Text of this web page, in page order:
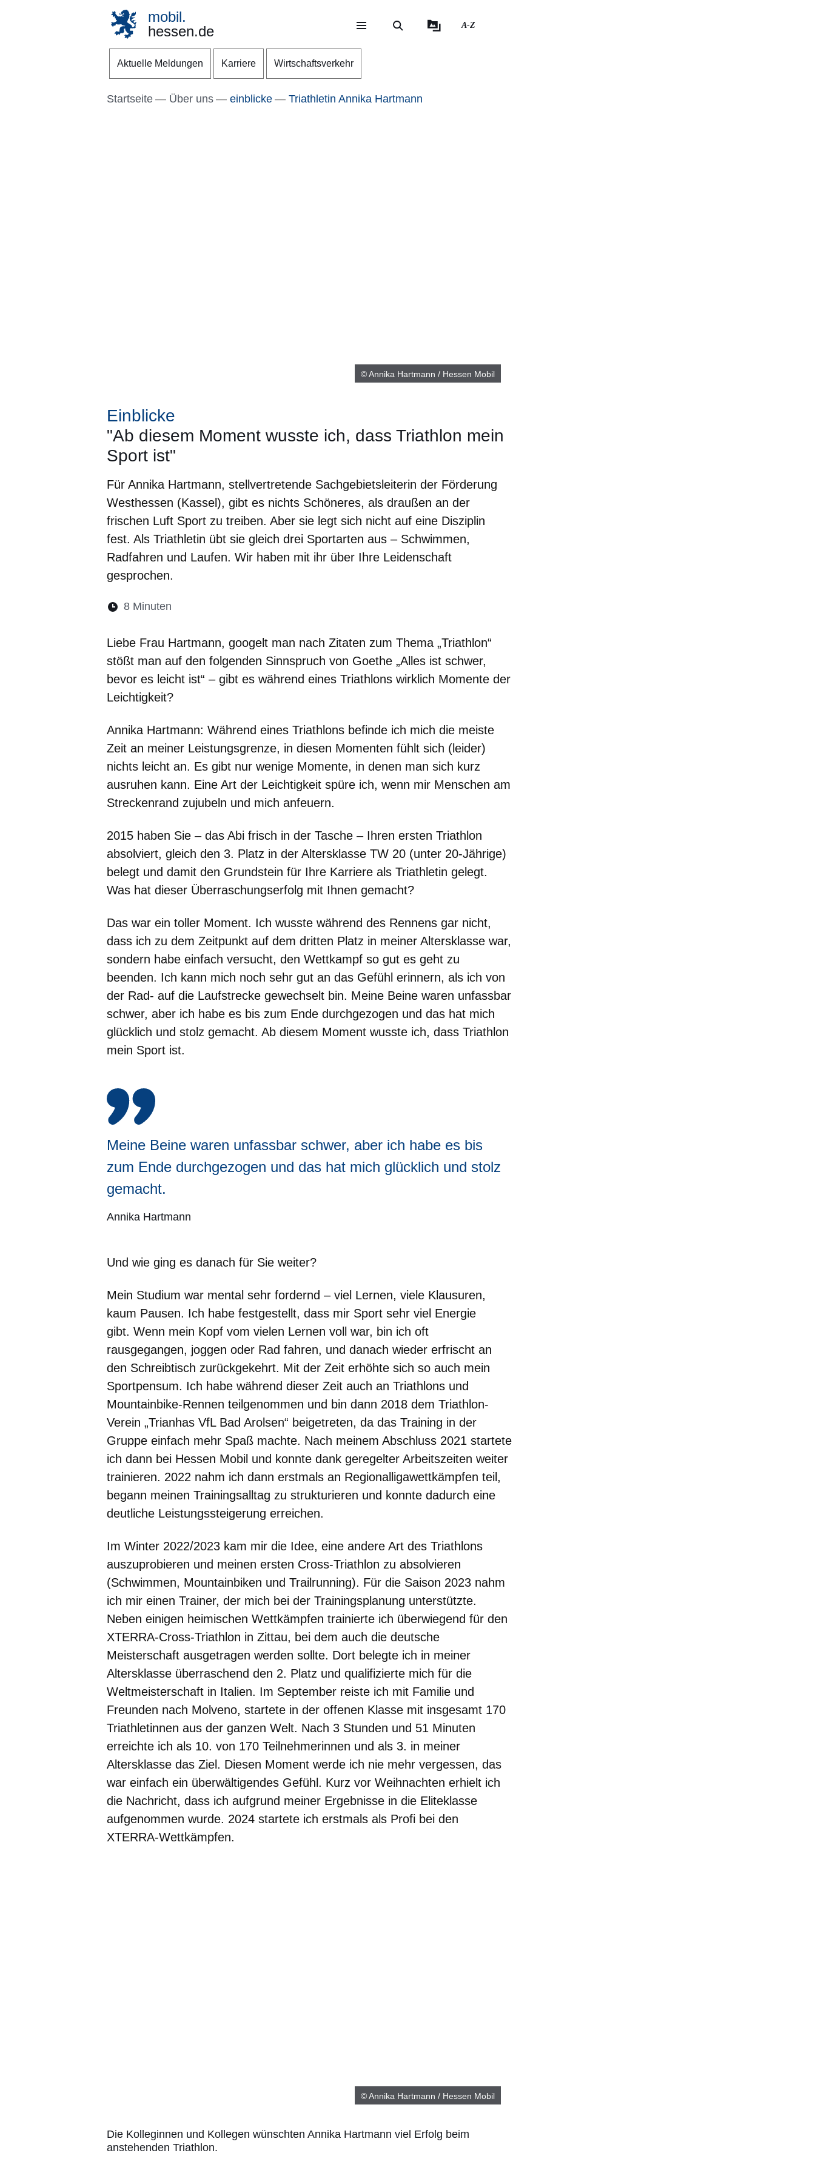
Direkt zum Kopf der Seite
Direkt zum Inhalt
Direkt zum Fuß der Seite
mobil.
hessen.de
A-Z
Aktuelle Meldungen Karriere Wirtschaftsverkehr
Startseite Über uns einblicke Triathletin Annika Hartmann
© Annika Hartmann / Hessen Mobil
Einblicke
"Ab diesem Moment wusste ich, dass Triathlon mein
Sport ist"
Für Annika Hartmann, stellvertretende Sachgebietsleiterin der Förderung
Westhessen (Kassel), gibt es nichts Schöneres, als draußen an der
frischen Luft Sport zu treiben. Aber sie legt sich nicht auf eine Disziplin
fest. Als Triathletin übt sie gleich drei Sportarten aus – Schwimmen,
Radfahren und Laufen. Wir haben mit ihr über Ihre Leidenschaft
gesprochen.
Lesedauer:
8 Minuten
Liebe Frau Hartmann, googelt man nach Zitaten zum Thema „Triathlon“
stößt man auf den folgenden Sinnspruch von Goethe „Alles ist schwer,
bevor es leicht ist“ – gibt es während eines Triathlons wirklich Momente der
Leichtigkeit?
Annika Hartmann: Während eines Triathlons befinde ich mich die meiste
Zeit an meiner Leistungsgrenze, in diesen Momenten fühlt sich (leider)
nichts leicht an. Es gibt nur wenige Momente, in denen man sich kurz
ausruhen kann. Eine Art der Leichtigkeit spüre ich, wenn mir Menschen am
Streckenrand zujubeln und mich anfeuern.
2015 haben Sie – das Abi frisch in der Tasche – Ihren ersten Triathlon
absolviert, gleich den 3. Platz in der Altersklasse TW 20 (unter 20-Jährige)
belegt und damit den Grundstein für Ihre Karriere als Triathletin gelegt.
Was hat dieser Überraschungserfolg mit Ihnen gemacht?
Das war ein toller Moment. Ich wusste während des Rennens gar nicht,
dass ich zu dem Zeitpunkt auf dem dritten Platz in meiner Altersklasse war,
sondern habe einfach versucht, den Wettkampf so gut es geht zu
beenden. Ich kann mich noch sehr gut an das Gefühl erinnern, als ich von
der Rad- auf die Laufstrecke gewechselt bin. Meine Beine waren unfassbar
schwer, aber ich habe es bis zum Ende durchgezogen und das hat mich
glücklich und stolz gemacht. Ab diesem Moment wusste ich, dass Triathlon
mein Sport ist.
Meine Beine waren unfassbar schwer, aber ich habe es bis
zum Ende durchgezogen und das hat mich glücklich und stolz
gemacht.
Annika Hartmann
Und wie ging es danach für Sie weiter?
Mein Studium war mental sehr fordernd – viel Lernen, viele Klausuren,
kaum Pausen. Ich habe festgestellt, dass mir Sport sehr viel Energie
gibt. Wenn mein Kopf vom vielen Lernen voll war, bin ich oft
rausgegangen, joggen oder Rad fahren, und danach wieder erfrischt an
den Schreibtisch zurückgekehrt. Mit der Zeit erhöhte sich so auch mein
Sportpensum. Ich habe während dieser Zeit auch an Triathlons und
Mountainbike-Rennen teilgenommen und bin dann 2018 dem Triathlon-
Verein „Trianhas VfL Bad Arolsen“ beigetreten, da das Training in der
Gruppe einfach mehr Spaß machte. Nach meinem Abschluss 2021 startete
ich dann bei Hessen Mobil und konnte dank geregelter Arbeitszeiten weiter
trainieren. 2022 nahm ich dann erstmals an Regionalligawettkämpfen teil,
begann meinen Trainingsalltag zu strukturieren und konnte dadurch eine
deutliche Leistungssteigerung erreichen.
Im Winter 2022/2023 kam mir die Idee, eine andere Art des Triathlons
auszuprobieren und meinen ersten Cross-Triathlon zu absolvieren
(Schwimmen, Mountainbiken und Trailrunning). Für die Saison 2023 nahm
ich mir einen Trainer, der mich bei der Trainingsplanung unterstützte.
Neben einigen heimischen Wettkämpfen trainierte ich überwiegend für den
XTERRA-Cross-Triathlon in Zittau, bei dem auch die deutsche
Meisterschaft ausgetragen werden sollte. Dort belegte ich in meiner
Altersklasse überraschend den 2. Platz und qualifizierte mich für die
Weltmeisterschaft in Italien. Im September reiste ich mit Familie und
Freunden nach Molveno, startete in der offenen Klasse mit insgesamt 170
Triathletinnen aus der ganzen Welt. Nach 3 Stunden und 51 Minuten
erreichte ich als 10. von 170 Teilnehmerinnen und als 3. in meiner
Altersklasse das Ziel. Diesen Moment werde ich nie mehr vergessen, das
war einfach ein überwältigendes Gefühl. Kurz vor Weihnachten erhielt ich
die Nachricht, dass ich aufgrund meiner Ergebnisse in die Eliteklasse
aufgenommen wurde. 2024 startete ich erstmals als Profi bei den
XTERRA-Wettkämpfen.
© Annika Hartmann / Hessen Mobil
Die Kolleginnen und Kollegen wünschten Annika Hartmann viel Erfolg beim
anstehenden Triathlon.